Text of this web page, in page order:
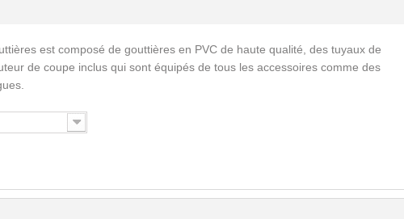
est composé de gouttières en PVC de haute qualité, des tuyaux de
de coupe inclus qui sont équipés de tous les accessoires comme des